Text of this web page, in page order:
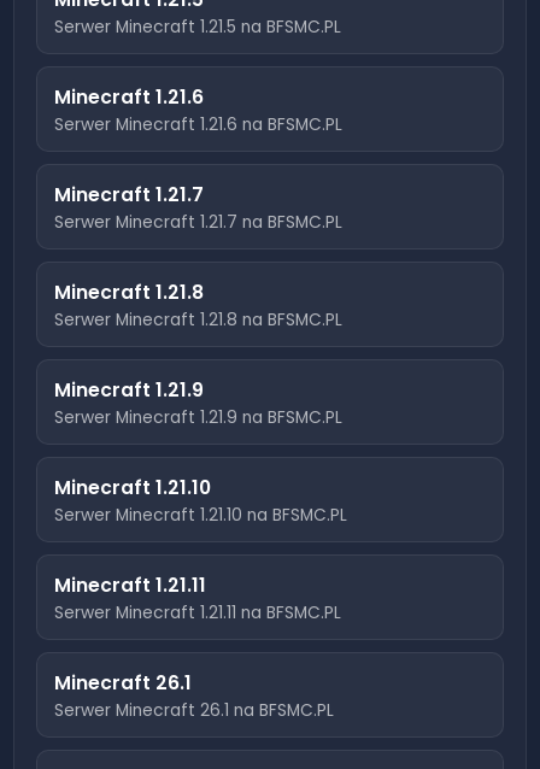
Serwer Minecraft1.21.5 na BFSMC.PL
Minecraft1.21.6
Serwer Minecraft1.21.6 na BFSMC.PL
Minecraft1.21.7
Serwer Minecraft1.21.7 na BFSMC.PL
Minecraft1.21.8
Serwer Minecraft1.21.8 na BFSMC.PL
Minecraft1.21.9
Serwer Minecraft1.21.9 na BFSMC.PL
Minecraft1.21.10
Serwer Minecraft1.21.10 na BFSMC.PL
Minecraft1.21.11
Serwer Minecraft1.21.11 na BFSMC.PL
Minecraft 26.1
Serwer Minecraft26.1 na BFSMC.PL